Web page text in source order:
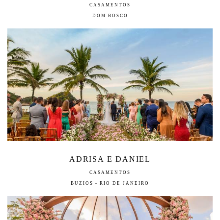
CASAMENTOS
DOM BOSCO
ADRISA E DANIEL
CASAMENTOS
BUZIOS - RIO DE JANEIRO